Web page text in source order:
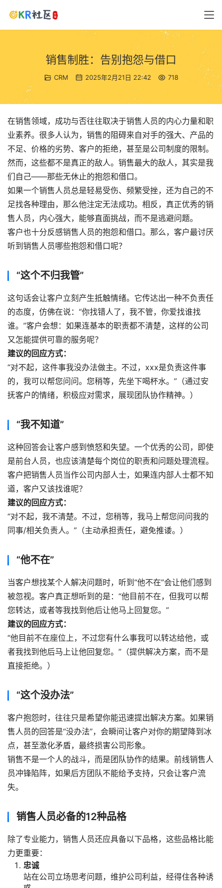
销售制胜：告别抱怨与借口
CRM 2025年2月21日 22:42 718
在销售领域，成功与否往往取决于销售人员的内心力量和职
业素养。很多人认为，销售的阻碍来自对手的强大、产品的
不足、价格的劣势、客户的拒绝，甚至是公司制度的限制。
然而，这些都不是真正的敌人。销售最大的敌人，其实是我
们自己——那些无休止的抱怨和借口。
如果一个销售人员总是轻易受伤、频繁受挫，还为自己的不
足找各种理由，那么他注定无法成功。相反，真正优秀的销
售人员，内心强大，能够直面挑战，而不是逃避问题。
客户也十分反感销售人员的抱怨和借口。那么，客户最讨厌
听到销售人员哪些抱怨和借口呢？
“这个不归我管”
这句话会让客户立刻产生抵触情绪。它传达出一种不负责任
的态度，仿佛在说：“你找错人了，我不管，你爱找谁找
谁。”客户会想：如果连基本的职责都不清楚，这样的公司
又怎能提供可靠的服务呢？
建议的回应方式：
“对不起，这件事我没办法做主。不过，xxx是负责这件事
的，我可以帮您问问。您稍等，先坐下喝杯水。”（通过安
抚客户的情绪，积极应对需求，展现团队协作精神。）
“我不知道”
这种回答会让客户感到愤怒和失望。一个优秀的公司，即使
是前台人员，也应该清楚每个岗位的职责和问题处理流程。
客户把销售人员当作公司内部人士，如果连内部人士都不知
道，客户又该找谁呢？
建议的回应方式：
“对不起，我不清楚。不过，您稍等，我马上帮您问问我的
同事/相关负责人。”（主动承担责任，避免推诿。）
“他不在”
当客户想找某个人解决问题时，听到“他不在”会让他们感到
被忽视。客户真正想听到的是：“他目前不在，但我可以帮
您转达，或者等我找到他后让他马上回复您。”
建议的回应方式：
“他目前不在座位上，不过您有什么事我可以转达给他，或
者我找到他后马上让他回复您。”（提供解决方案，而不是
直接拒绝。）
“这个没办法”
客户抱怨时，往往只是希望你能迅速提出解决方案。如果销
售人员的回答是“没办法”，会瞬间让客户对你的期望降到冰
点，甚至激化矛盾，最终损害公司形象。
销售不是一个人的战斗，而是团队协作的结果。前线销售人
员冲锋陷阵，如果后方团队不能给予支持，只会让客户流
失。
销售人员必备的12种品格
除了专业能力，销售人员还应具备以下品格，这些品格比能
力更重要：
忠诚
站在公司立场思考问题，维护公司利益，经得住各种诱